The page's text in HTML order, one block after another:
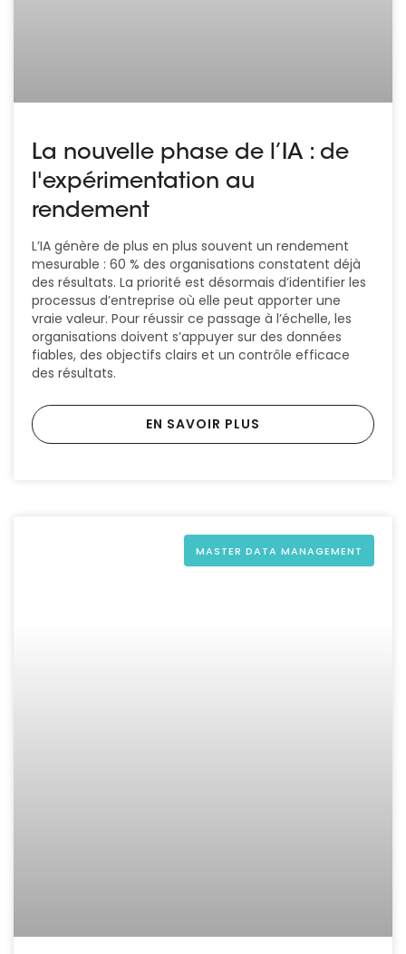
La nouvelle phase de l’IA : de
l'expérimentation au
rendement
L’IA génère de plus en plus souvent un rendement
mesurable : 60 % des organisations constatent déjà
des résultats. La priorité est désormais d’identifier les
processus d’entreprise où elle peut apporter une
vraie valeur. Pour réussir ce passage à l’échelle, les
organisations doivent s’appuyer sur des données
fiables, des objectifs clairs et un contrôle efficace
des résultats.
EN SAVOIR PLUS
MASTER DATA MANAGEMENT